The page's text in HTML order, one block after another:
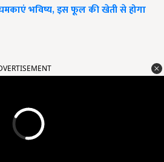
भविष्य, इस फूल की खेती से होगा